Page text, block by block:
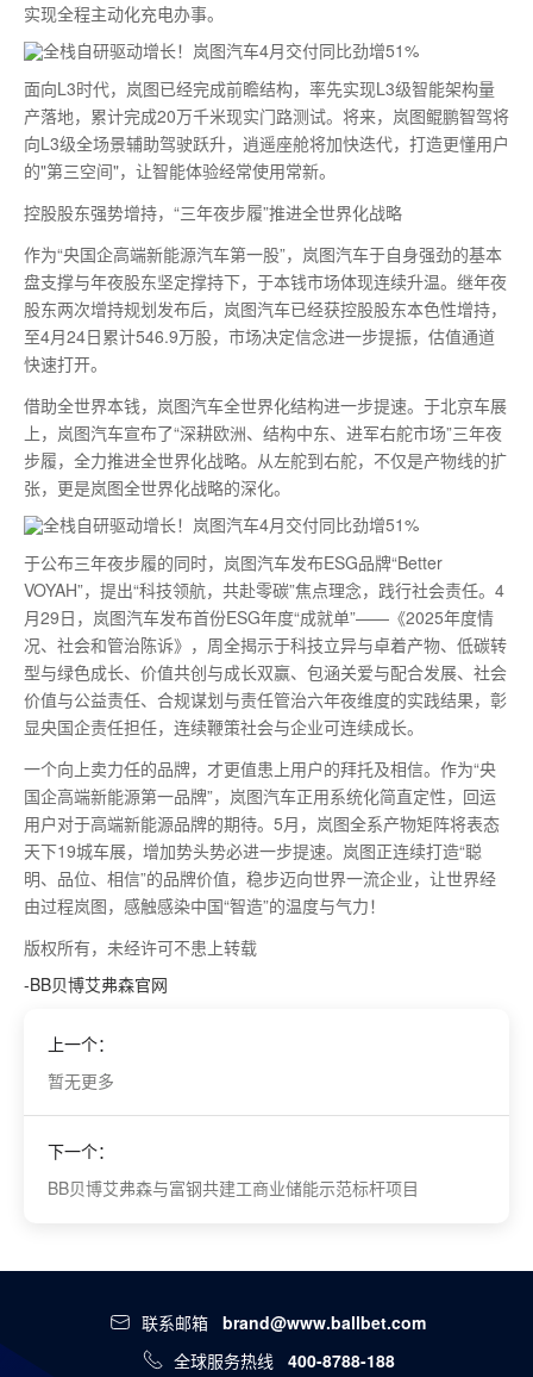
实现全程主动化充电办事。
面向L3时代，岚图已经完成前瞻结构，率先实现L3级智能架构量
产落地，累计完成20万千米现实门路测试。将来，岚图鲲鹏智驾将
向L3级全场景辅助驾驶跃升，逍遥座舱将加快迭代，打造更懂用户
的"第三空间"，让智能体验经常使用常新。
控股股东强势增持，“三年夜步履”推进全世界化战略
作为“央国企高端新能源汽车第一股”，岚图汽车于自身强劲的基本
盘支撑与年夜股东坚定撑持下，于本钱市场体现连续升温。继年夜
股东两次增持规划发布后，岚图汽车已经获控股股东本色性增持，
至4月24日累计546.9万股，市场决定信念进一步提振，估值通道
快速打开。
借助全世界本钱，岚图汽车全世界化结构进一步提速。于北京车展
上，岚图汽车宣布了“深耕欧洲、结构中东、进军右舵市场”三年夜
步履，全力推进全世界化战略。从左舵到右舵，不仅是产物线的扩
张，更是岚图全世界化战略的深化。
于公布三年夜步履的同时，岚图汽车发布ESG品牌“Better
VOYAH”，提出“科技领航，共赴零碳”焦点理念，践行社会责任。4
月29日，岚图汽车发布首份ESG年度“成就单”——《2025年度情
况、社会和管治陈诉》，周全揭示于科技立异与卓着产物、低碳转
型与绿色成长、价值共创与成长双赢、包涵关爱与配合发展、社会
价值与公益责任、合规谋划与责任管治六年夜维度的实践结果，彰
显央国企责任担任，连续鞭策社会与企业可连续成长。
一个向上卖力任的品牌，才更值患上用户的拜托及相信。作为“央
国企高端新能源第一品牌”，岚图汽车正用系统化简直定性，回运
用户对于高端新能源品牌的期待。5月，岚图全系产物矩阵将表态
天下19城车展，增加势头势必进一步提速。岚图正连续打造“聪
明、品位、相信”的品牌价值，稳步迈向世界一流企业，让世界经
由过程岚图，感触感染中国“智造”的温度与气力！
版权所有，未经许可不患上转载
-BB贝博艾弗森官网
上一个：
暂无更多
下一个：
BB贝博艾弗森与富钢共建工商业储能示范标杆项目
联系邮箱 brand@www.ballbet.com
全球服务热线
400-8788-188